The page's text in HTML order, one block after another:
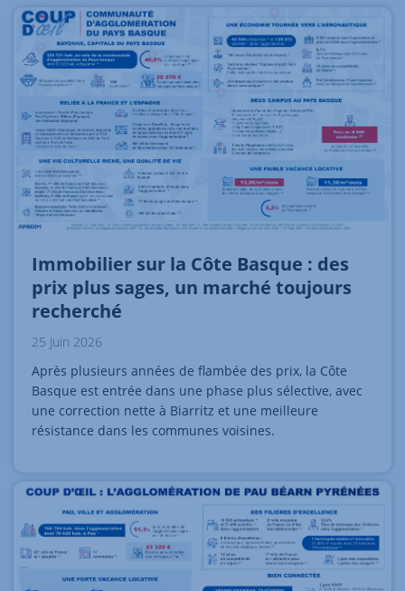
Immobilier sur la Côte Basque : des
prix plus sages, un marché toujours
recherché
25 Juin 2026
Après plusieurs années de flambée des prix, la Côte
Basque est entrée dans une phase plus sélective, avec
une correction nette à Biarritz et une meilleure
résistance dans les communes voisines.